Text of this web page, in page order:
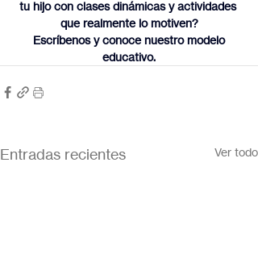
tu hijo con clases dinámicas y actividades
que realmente lo motiven?
educativo.
Entradas recientes Ver todo